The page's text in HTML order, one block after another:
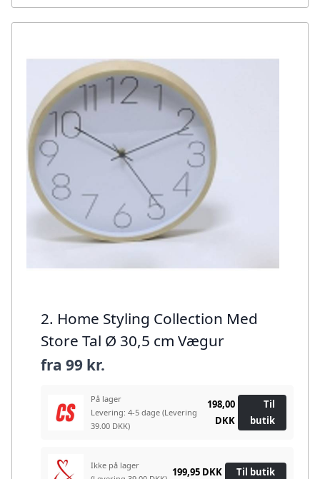
2. Home Styling Collection Med
Store Tal Ø 30,5 cm Vægur
fra 99 kr.
På lager
Levering: 4-5 dage (Levering
39.00 DKK)
198,00
DKK
Til
butik
Ikke på lager
199,95 DKK Til butik